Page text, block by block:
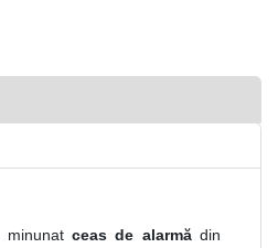
ceas de alarmă din